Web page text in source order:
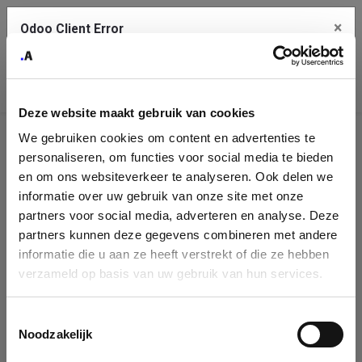
Deze website maakt gebruik van cookies
We gebruiken cookies om content en advertenties te
personaliseren, om functies voor social media te bieden
en om ons websiteverkeer te analyseren. Ook delen we
informatie over uw gebruik van onze site met onze
partners voor social media, adverteren en analyse. Deze
partners kunnen deze gegevens combineren met andere
informatie die u aan ze heeft verstrekt of die ze hebben
verzameld op basis van uw gebruik van hun services.
Noodzakelijk
Company
Identification
Please fill in your company details
You can search a company in our database by name, VAT or
enterprise ID. When a company is selected it will auto-complete the
form. If you don't find your company in our database, you can create
Odoo Client Error ×
service.
See details
Ok